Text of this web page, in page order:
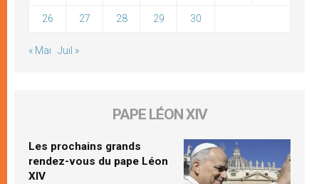
26 27 28 29 30
« Mai Juil »
PAPE LÉON XIV
Les prochains grands
rendez-vous du pape Léon
XIV